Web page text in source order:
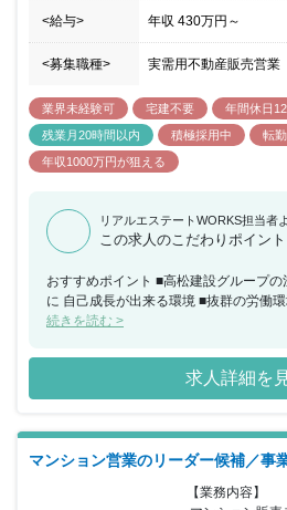
<給与> 年収 430万円 ～
<募集職種> 実需用不動産販売営業
業界未経験可 宅建不要
年間休日
残業月20時間以内
積極採用中 転
年収1000万円が狙える
リアルエステートWORKS担当者
この求人のこだわりポイント
おすすめポイント ■高松建設グループ
に 自己成長が出来る環境 ■抜群の労働
間休日125日+計画有給休暇2日 ■住宅の
っかり稼いでもらいたい。そんな想い
は､業界でも珍しい｢基本給+賞与+イン
す。 大手ハウスメーカーなどでも採用
与に反映され、自分自身が頑張った成
給される魅力的なものです。 【教育制度の特徴】 営業の初期接点
活動で悩むことがあればいつでも立ち
続きを読む >
求人詳細を
マンション営業のリーダー候補／事
【業務内容】